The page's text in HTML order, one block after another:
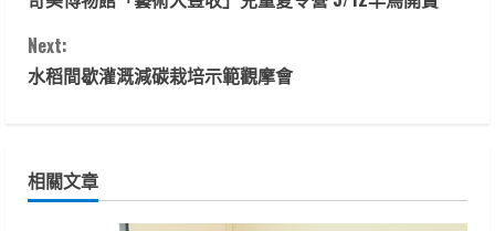
o
n
i
n
Next:
水稻間歇灌溉減碳栽培示範觀摩會
相關文章